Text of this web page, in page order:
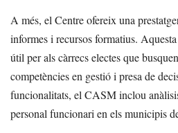
A més, el Centre ofereix una
informes i recursos formatius.
útil per als càrrecs electes que
competències en gestió i presa de
funcionalitats, el CASM inclou
personal funcionari en els municipis